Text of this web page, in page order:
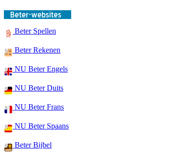
Beter Spellen
Beter Rekenen
NU Beter Engels
NU Beter Duits
NU Beter Frans
NU Beter Spaans
Beter Bijbel